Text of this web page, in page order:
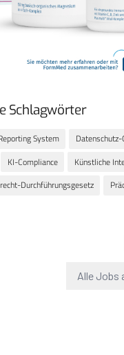
Schlagwörter
System
KI-Compliance
Künstliche
Durchführungsgesetz